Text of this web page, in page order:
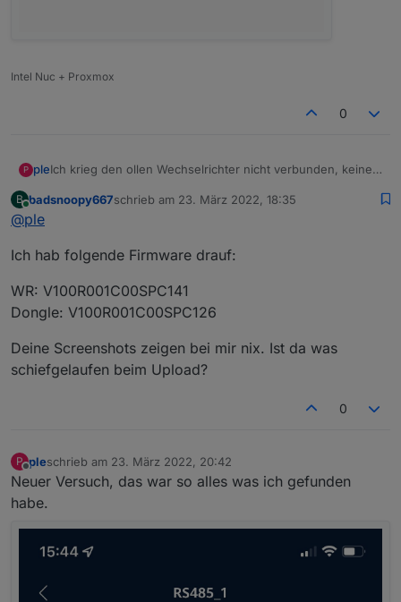
Intel Nuc + Proxmox
0
P pleIch krieg den ollen Wechselrichter nicht verbunden, keine
Welche Firmwareversionen habt ihr auf den WR und
WR = V100R001C20SPC112
ich habe mich mal direkt mit den WR verbunden sowie
wäre.
B
Online
badsnoopy667schrieb am 23. März 2022, 18:35
zuletzt editiert von
@ple
Ich hab folgende Firmware drauf:
WR: V100R001C00SPC141
Dongle: V100R001C00SPC126
Deine Screenshots zeigen bei mir nix. Ist da was
schiefgelaufen beim Upload?
0
P
Offline
pleschrieb am 23. März 2022, 20:42
zuletzt editiert von
Neuer Versuch, das war so alles was ich gefunden
habe.